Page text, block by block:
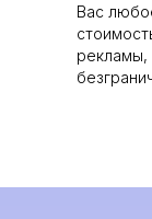
Вас
рекламы,